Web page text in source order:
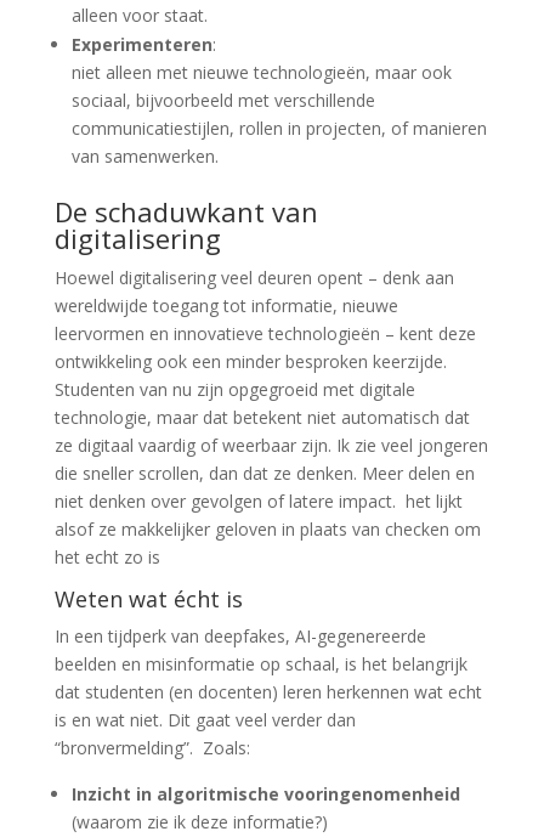
alleen voor staat.
Experimenteren:
niet alleen met nieuwe technologieën, maar ook
sociaal, bijvoorbeeld met verschillende
communicatiestijlen, rollen in projecten, of manieren
van samenwerken.
De schaduwkant van
digitalisering
Hoewel digitalisering veel deuren opent – denk aan
wereldwijde toegang tot informatie, nieuwe
leervormen en innovatieve technologieën – kent deze
ontwikkeling ook een minder besproken keerzijde.
Studenten van nu zijn opgegroeid met digitale
technologie, maar dat betekent niet automatisch dat
ze digitaal vaardig of weerbaar zijn. Ik zie veel jongeren
die sneller scrollen, dan dat ze denken. Meer delen en
niet denken over gevolgen of latere impact. het lijkt
alsof ze makkelijker geloven in plaats van checken om
het echt zo is
Weten wat écht is
In een tijdperk van deepfakes, AI-gegenereerde
beelden en misinformatie op schaal, is het belangrijk
dat studenten (en docenten) leren herkennen wat echt
is en wat niet. Dit gaat veel verder dan
“bronvermelding”. Zoals:
Inzicht in algoritmische vooringenomenheid
(waarom zie ik deze informatie?)